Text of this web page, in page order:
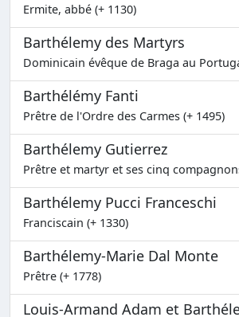
Ermite, abbé (+ 1130)
Barthélemy des Martyrs
Dominicain évêque de Braga au
Barthélémy Fanti
Prêtre de l'Ordre des Carmes (+ 1495)
Barthélemy Gutierrez
Prêtre et martyr et ses cinq
Barthélemy Pucci Franceschi
Franciscain (+ 1330)
Barthélemy-Marie Dal Monte
Prêtre (+ 1778)
Louis-Armand Adam et